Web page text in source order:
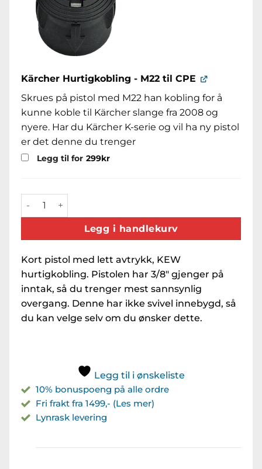
Kärcher Hurtigkobling - M22 til CPE
Skrues på pistol med M22 han kobling for å
kunne koble til Kärcher slange fra 2008 og
nyere. Har du Kärcher K-serie og vil ha ny pistol
er det denne du trenger
Legg til for 299kr
MTM SG31 Pistol u/ svivel 3/8"F:KC35 antall
Legg i handlekurv
Kort pistol med lett avtrykk, KEW
hurtigkobling. Pistolen har 3/8″ gjenger på
inntak, så du trenger mest sannsynlig
overgang. Denne har ikke svivel innebygd, så
du kan velge selv om du ønsker dette.
Legg til i ønskeliste
10% bonuspoeng på alle ordre
Fri frakt fra 1499,- (Les mer)
Lynrask levering